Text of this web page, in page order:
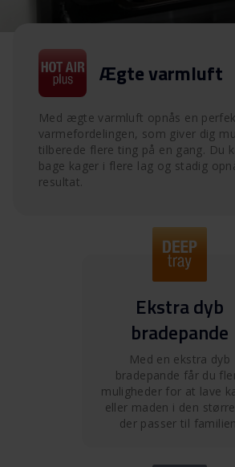
Ægte varmluft
Med ægte varmluft opnås en
varmefordelingen, som giver dig
tilberede flere ting på en gang. Du
bage kager i flere lag og stadig
resultat.
Ekstra dyb
bradepande
Med en ekstra dyb
bradepande får du
muligheder for at lave
eller maden i den
der passer til